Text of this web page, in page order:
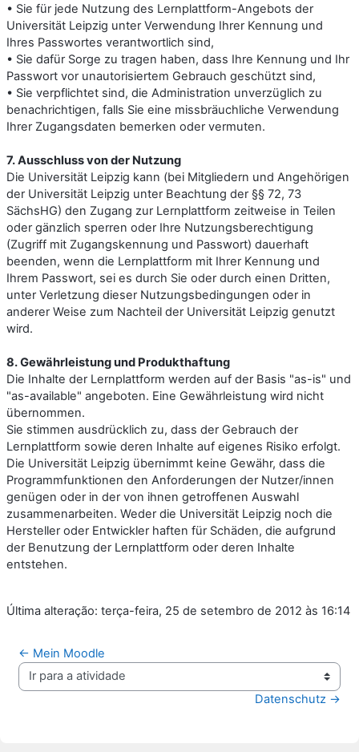
• Sie für jede Nutzung des Lernplattform-Angebots der
Universität Leipzig unter Verwendung Ihrer Kennung und
Ihres Passwortes verantwortlich sind,
• Sie dafür Sorge zu tragen haben, dass Ihre Kennung und Ihr
Passwort vor unautorisiertem Gebrauch geschützt sind,
• Sie verpflichtet sind, die Administration unverzüglich zu
benachrichtigen, falls Sie eine missbräuchliche Verwendung
Ihrer Zugangsdaten bemerken oder vermuten.
7. Ausschluss von der Nutzung
Die Universität Leipzig kann (bei Mitgliedern und Angehörigen
der Universität Leipzig unter Beachtung der §§ 72, 73
SächsHG) den Zugang zur Lernplattform zeitweise in Teilen
oder gänzlich sperren oder Ihre Nutzungsberechtigung
(Zugriff mit Zugangskennung und Passwort) dauerhaft
beenden, wenn die Lernplattform mit Ihrer Kennung und
Ihrem Passwort, sei es durch Sie oder durch einen Dritten,
unter Verletzung dieser Nutzungsbedingungen oder in
anderer Weise zum Nachteil der Universität Leipzig genutzt
wird.
8. Gewährleistung und Produkthaftung
Die Inhalte der Lernplattform werden auf der Basis "as-is" und
"as-available" angeboten. Eine Gewährleistung wird nicht
übernommen.
Sie stimmen ausdrücklich zu, dass der Gebrauch der
Lernplattform sowie deren Inhalte auf eigenes Risiko erfolgt.
Die Universität Leipzig übernimmt keine Gewähr, dass die
Programmfunktionen den Anforderungen der Nutzer/innen
genügen oder in der von ihnen getroffenen Auswahl
zusammenarbeiten. Weder die Universität Leipzig noch die
Hersteller oder Entwickler haften für Schäden, die aufgrund
der Benutzung der Lernplattform oder deren Inhalte
entstehen.
Última alteração: terça-feira, 25 de setembro de 2012 às 16:14
← Mein Moodle
Ir para a atividade
Datenschutz →